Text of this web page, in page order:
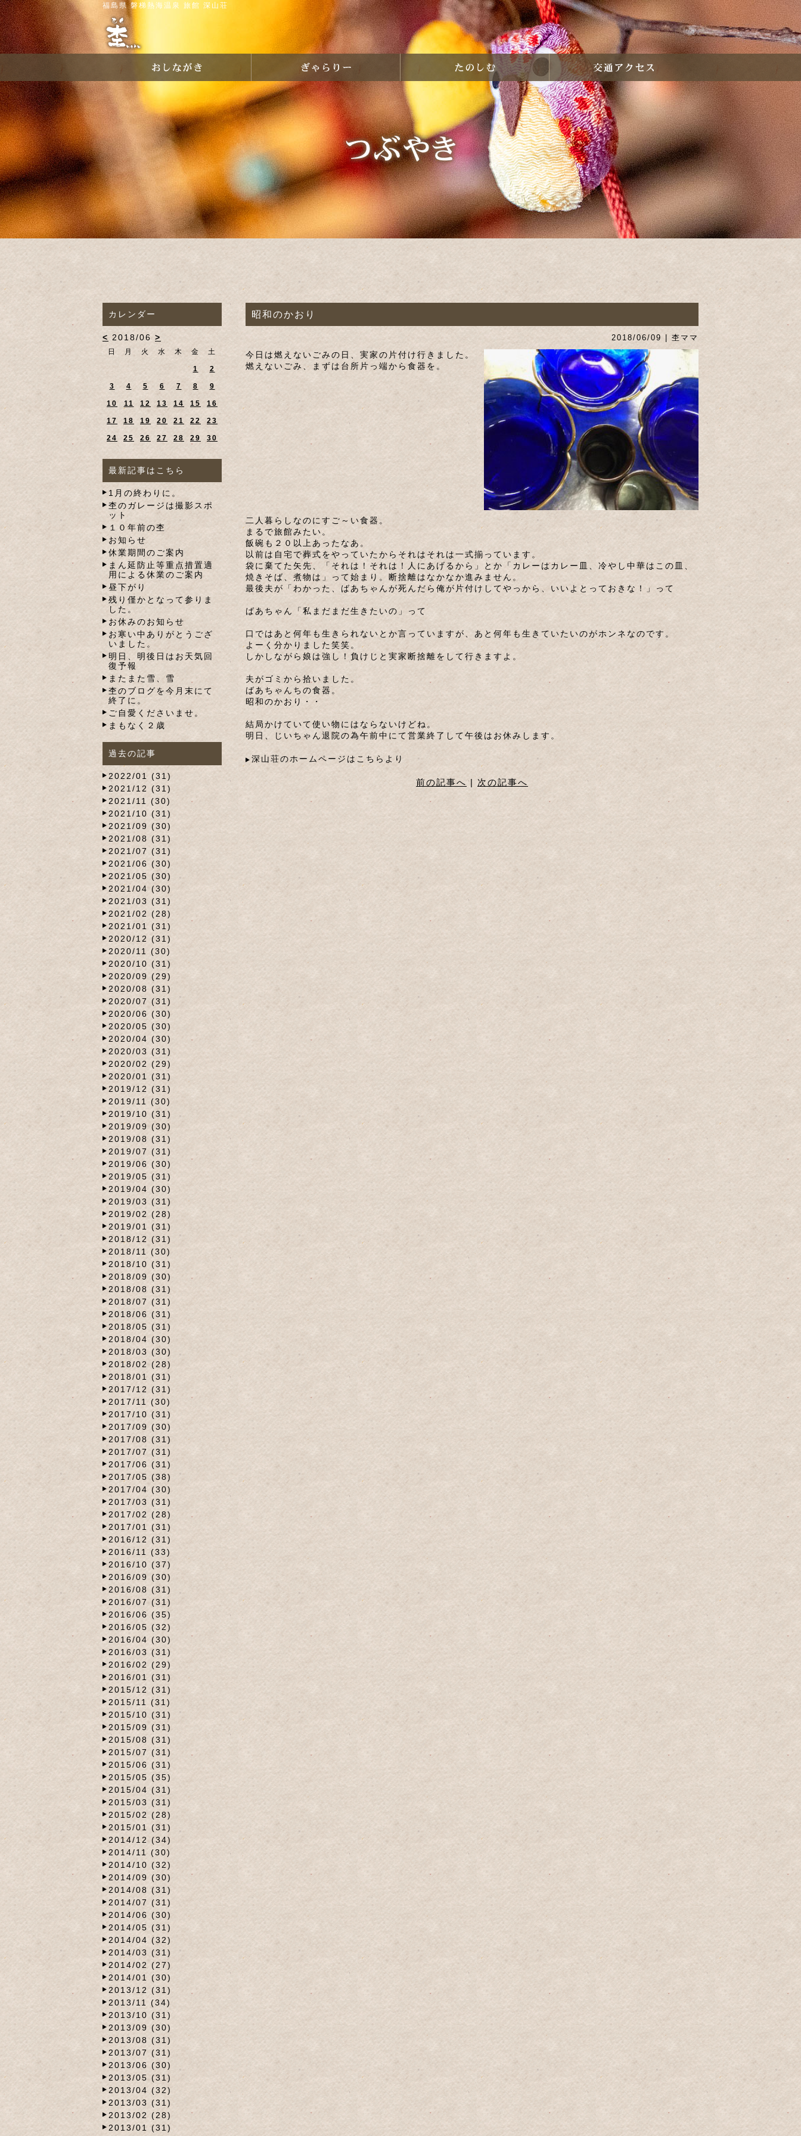
福島県 磐梯熱海温泉 旅館 深山荘
昭和のかおり
2018/06/09 | 杢ママ
今日は燃えないごみの日、実家の片付け行きました。
燃えないごみ、まずは台所片っ端から食器を。
二人暮らしなのにすご～い食器。
まるで旅館みたい。
飯碗も２０以上あったなあ。
以前は自宅で葬式をやっていたからそれはそれは一式揃っています。
袋に棄てた矢先、「それは！それは！人にあげるから」とか「カレーはカレー皿、冷やし中華はこの皿、
焼きそば、煮物は」って始まり。断捨離はなかなか進みません。
最後夫が「わかった、ばあちゃんが死んだら俺が片付けしてやっから、いいよとっておきな！」って
ばあちゃん「私まだまだ生きたいの」って
口ではあと何年も生きられないとか言っていますが、あと何年も生きていたいのがホンネなのです。
よーく分かりました笑笑。
しかしながら娘は強し！負けじと実家断捨離をして行きますよ。
夫がゴミから拾いました。
ばあちゃんちの食器。
昭和のかおり・・
結局かけていて使い物にはならないけどね。
明日、じいちゃん退院の為午前中にて営業終了して午後はお休みします。
深山荘のホームページはこちらより
前の記事へ | 次の記事へ
カレンダー
< 2018/06 >
日 月 火 水 木 金 土
1 2
3 4 5 6 7 8 9
10 11 12 13 14 15 16
17 18 19 20 21 22 23
24 25 26 27 28 29 30
最新記事はこちら
1月の終わりに。
杢のガレージは撮影スポ
ット
１０年前の杢
お知らせ
休業期間のご案内
まん延防止等重点措置適
用による休業のご案内
昼下がり
残り僅かとなって参りま
した。
お休みのお知らせ
お寒い中ありがとうござ
いました。
明日、明後日はお天気回
復予報
またまた雪、雪
杢のブログを今月末にて
終了に。
ご自愛くださいませ。
まもなく２歳
過去の記事
2022/01 (31)
2021/12 (31)
2021/11 (30)
2021/10 (31)
2021/09 (30)
2021/08 (31)
2021/07 (31)
2021/06 (30)
2021/05 (30)
2021/04 (30)
2021/03 (31)
2021/02 (28)
2021/01 (31)
2020/12 (31)
2020/11 (30)
2020/10 (31)
2020/09 (29)
2020/08 (31)
2020/07 (31)
2020/06 (30)
2020/05 (30)
2020/04 (30)
2020/03 (31)
2020/02 (29)
2020/01 (31)
2019/12 (31)
2019/11 (30)
2019/10 (31)
2019/09 (30)
2019/08 (31)
2019/07 (31)
2019/06 (30)
2019/05 (31)
2019/04 (30)
2019/03 (31)
2019/02 (28)
2019/01 (31)
2018/12 (31)
2018/11 (30)
2018/10 (31)
2018/09 (30)
2018/08 (31)
2018/07 (31)
2018/06 (31)
2018/05 (31)
2018/04 (30)
2018/03 (30)
2018/02 (28)
2018/01 (31)
2017/12 (31)
2017/11 (30)
2017/10 (31)
2017/09 (30)
2017/08 (31)
2017/07 (31)
2017/06 (31)
2017/05 (38)
2017/04 (30)
2017/03 (31)
2017/02 (28)
2017/01 (31)
2016/12 (31)
2016/11 (33)
2016/10 (37)
2016/09 (30)
2016/08 (31)
2016/07 (31)
2016/06 (35)
2016/05 (32)
2016/04 (30)
2016/03 (31)
2016/02 (29)
2016/01 (31)
2015/12 (31)
2015/11 (31)
2015/10 (31)
2015/09 (31)
2015/08 (31)
2015/07 (31)
2015/06 (31)
2015/05 (35)
2015/04 (31)
2015/03 (31)
2015/02 (28)
2015/01 (31)
2014/12 (34)
2014/11 (30)
2014/10 (32)
2014/09 (30)
2014/08 (31)
2014/07 (31)
2014/06 (30)
2014/05 (31)
2014/04 (32)
2014/03 (31)
2014/02 (27)
2014/01 (30)
2013/12 (31)
2013/11 (34)
2013/10 (31)
2013/09 (30)
2013/08 (31)
2013/07 (31)
2013/06 (30)
2013/05 (31)
2013/04 (32)
2013/03 (31)
2013/02 (28)
2013/01 (31)